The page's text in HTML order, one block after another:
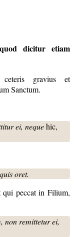
dicitur etiam
ceteris gravius et
Sanctum.
ei, nequehic,
oret.
qui peccat in Filium,
non remittetur ei,